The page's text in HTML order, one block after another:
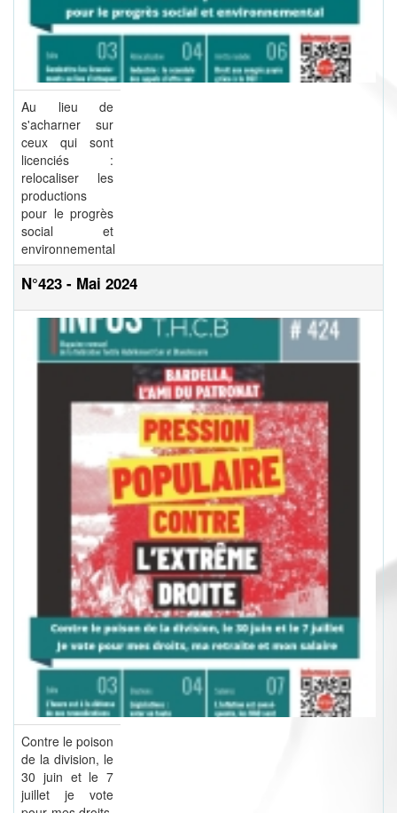
Au lieu de
s'acharner sur
ceux qui sont
licenciés :
relocaliser les
productions
pour le progrès
social et
environnemental
N°423 - Mai 2024
Contre le poison
de la division, le
30 juin et le 7
juillet je vote